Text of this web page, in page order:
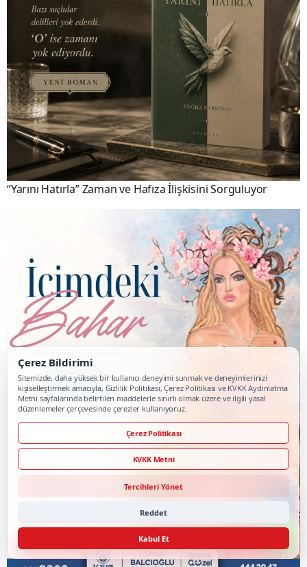
“Yarını Hatırla” Zaman ve Hafıza İlişkisini Sorguluyor
Çerez Bildirimi
Sitemizde, daha yüksek bir kullanıcı deneyimi sunmak ve deneyimlerinizi
kişiselleştirmek amacıyla, Gizlilik Politikası, Çerez Politikası ve KVKK Aydınlatma
Metni sayfalarında belirtilen maddelerle sınırlı olmak üzere ve ilgili yasal
düzenlemeler çerçevesinde çerezler kullanıyoruz.
Çerez Politikası
KVKK Metni
Tercihleri Yönet
Reddet
Kabul Et